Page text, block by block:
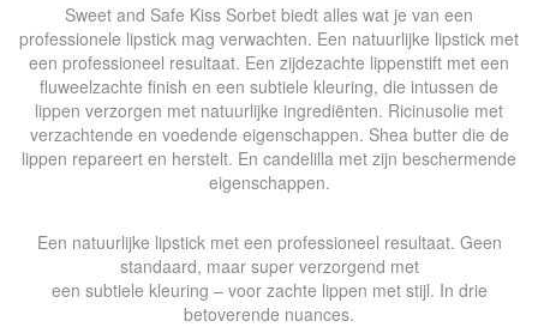
Sweet and Safe Kiss Sorbet biedt alles wat je van een
professionele lipstick mag verwachten. Een natuurlijke lipstick met
een professioneel resultaat. Een zijdezachte lippenstift met een
fluweelzachte finish en een subtiele kleuring, die intussen de
lippen verzorgen met natuurlijke ingrediënten. Ricinusolie met
verzachtende en voedende eigenschappen. Shea butter die de
lippen repareert en herstelt. En candelilla met zijn beschermende
eigenschappen.
Een natuurlijke lipstick met een professioneel resultaat. Geen
standaard, maar super verzorgend met
een subtiele kleuring – voor zachte lippen met stijl. In drie
betoverende nuances.